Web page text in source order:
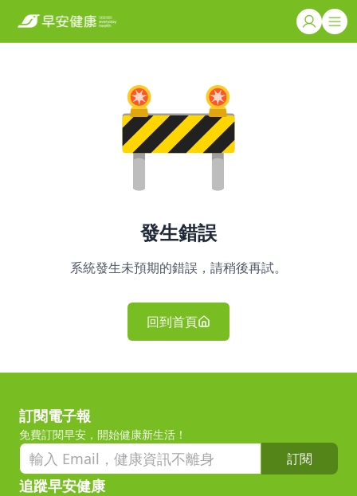
發生錯誤
系統發生未預期的錯誤，請稍後再試。
回到首頁
訂閱電子報
免費訂閱早安，開始健康新生活！
訂閱
追蹤早安健康